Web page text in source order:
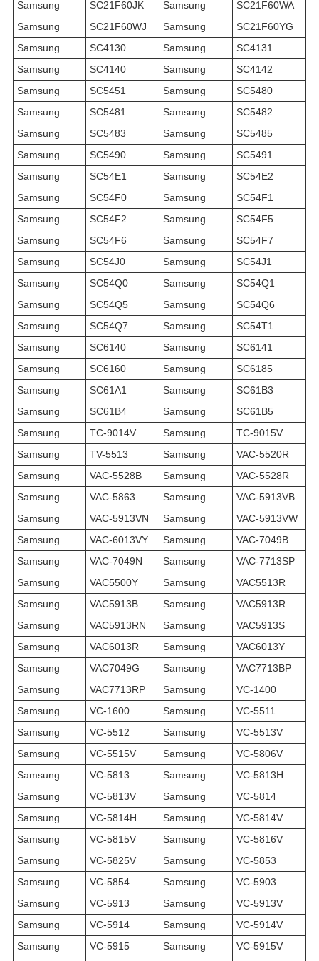
Samsung SC21F60JK Samsung
SC21F60WA
Samsung
SC21F60WJ Samsung
SC21F60YG
Samsung
SC4130 Samsung
SC4131
Samsung
SC4140 Samsung
SC4142
Samsung
SC5451 Samsung
SC5480
Samsung
SC5481 Samsung
SC5482
Samsung
SC5483 Samsung
SC5485
Samsung
SC5490 Samsung
SC5491
Samsung
SC54E1 Samsung
SC54E2
Samsung
SC54F0 Samsung
SC54F1
Samsung
SC54F2 Samsung
SC54F5
Samsung
SC54F6 Samsung
SC54F7
Samsung
SC54J0 Samsung
SC54J1
Samsung
SC54Q0 Samsung
SC54Q1
Samsung
SC54Q5 Samsung
SC54Q6
Samsung
SC54Q7 Samsung
SC54T1
Samsung
SC6140 Samsung
SC6141
Samsung
SC6160 Samsung
SC6185
Samsung
SC61A1 Samsung
SC61B3
Samsung
SC61B4 Samsung
SC61B5
Samsung
TC-9014V Samsung
TC-9015V
Samsung
TV-5513 Samsung
VAC-5520R
Samsung
VAC-5528B Samsung
VAC-5528R
Samsung
VAC-5863 Samsung
VAC-5913VB
Samsung
VAC-5913VN Samsung
VAC-5913VW
Samsung
VAC-6013VY Samsung
VAC-7049B
Samsung
VAC-7049N Samsung
VAC-7713SP
Samsung
VAC5500Y Samsung
VAC5513R
Samsung
VAC5913B Samsung
VAC5913R
Samsung
VAC5913RN Samsung
VAC5913S
Samsung
VAC6013R Samsung
VAC6013Y
Samsung
VAC7049G Samsung
VAC7713BP
Samsung
VAC7713RP Samsung
VC-1400
Samsung
VC-1600 Samsung
VC-5511
Samsung
VC-5512 Samsung
VC-5513V
Samsung
VC-5515V Samsung
VC-5806V
Samsung
VC-5813 Samsung
VC-5813H
Samsung
VC-5813V Samsung
VC-5814
Samsung
VC-5814H Samsung
VC-5814V
Samsung
VC-5815V Samsung
VC-5816V
Samsung
VC-5825V Samsung
VC-5853
Samsung
VC-5854 Samsung
VC-5903
Samsung
VC-5913 Samsung
VC-5913V
Samsung
VC-5914 Samsung
VC-5914V
Samsung
VC-5915 Samsung
VC-5915V